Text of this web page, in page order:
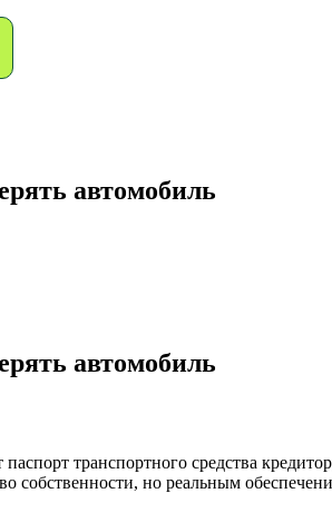
автомобиль
автомобиль
транспортного средства
но реальным